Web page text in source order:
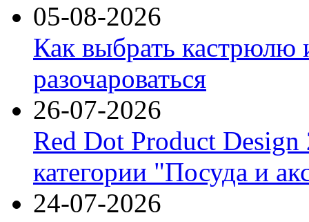
05-08-2026
Как выбрать кастрюлю
разочароваться
26-07-2026
Red Dot Product Design
категории "Посуда и
24-07-2026